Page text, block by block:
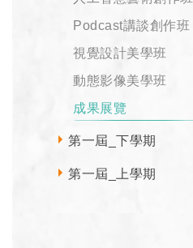
Podcast講談創作班
視覺設計美學班
動態影像美學班
成果展覽
第一屆_下學期
第一屆_上學期